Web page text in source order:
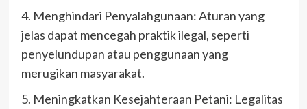
4. Menghindari Penyalahgunaan: Aturan yang
jelas dapat mencegah praktik ilegal, seperti
penyelundupan atau penggunaan yang
merugikan masyarakat.
5. Meningkatkan Kesejahteraan Petani: Legalitas